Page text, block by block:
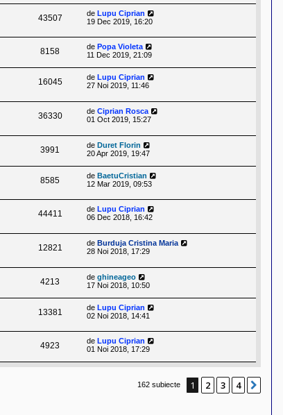
43507 de Lupu Ciprian
19 Dec 2019, 16:20
8158 de Popa Violeta
11 Dec 2019, 21:09
16045 de Lupu Ciprian
27 Noi 2019, 11:46
36330 de Ciprian Rosca
01 Oct 2019, 15:27
3991 de Duret Florin
20 Apr 2019, 19:47
8585 de BaetuCristian
12 Mar 2019, 09:53
44411 de Lupu Ciprian
06 Dec 2018, 16:42
12821 de Burduja Cristina Maria
28 Noi 2018, 17:29
4213 de ghineageo
17 Noi 2018, 10:50
13381 de Lupu Ciprian
02 Noi 2018, 14:41
4923 de Lupu Ciprian
01 Noi 2018, 17:29
162 subiecte 1 2 3 4